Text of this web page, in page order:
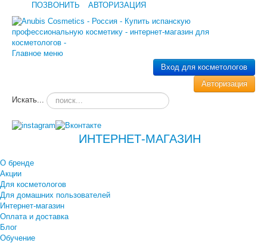
ПОЗВОНИТЬ АВТОРИЗАЦИЯ
Главное меню
Вход для косметологов
Авторизация
Искать...
ИНТЕРНЕТ-МАГАЗИН
О бренде
Акции
Для косметологов
Для домашних пользователей
Интернет-магазин
Оплата и доставка
Блог
Обучение